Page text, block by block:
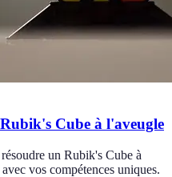
Cube à l'aveugle
un Rubik's Cube à
vos compétences uniques.